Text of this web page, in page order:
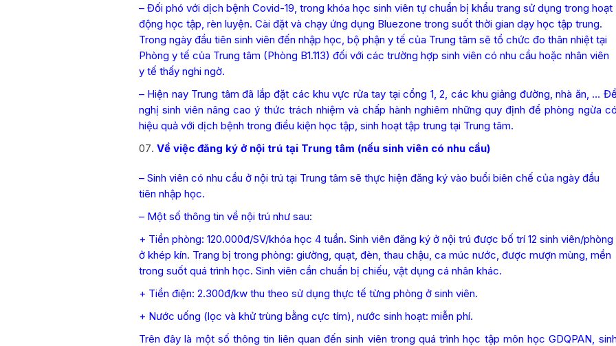
– Đối phó với dịch bệnh Covid-19, trong khóa học sinh viên tự chuẩn bị khẩu trang sử dụng trong hoạt
động học tập, rèn luyện. Cài đặt và chạy ứng dụng Bluezone trong suốt thời gian dạy học tập trung.
Trong ngày đầu tiên sinh viên đến nhập học, bộ phận y tế của Trung tâm sẽ tổ chức đo thân nhiệt tại
Phòng y tế của Trung tâm (Phòng B1.113) đối với các trường hợp sinh viên có nhu cầu hoặc nhân viên
y tế thấy nghi ngờ.
– Hiện nay Trung tâm đã lắp đặt các khu vực rửa tay tại cổng 1, 2, các khu giảng đường, nhà ăn, … Đề
nghị sinh viên nâng cao ý thức trách nhiệm và chấp hành nghiêm những quy định để phòng ngừa có
hiệu quả với dịch bệnh trong điều kiện học tập, sinh hoạt tập trung tại Trung tâm.
Về việc đăng ký ở nội trú tại Trung tâm (nếu sinh viên có nhu cầu)
– Sinh viên có nhu cầu ở nội trú tại Trung tâm sẽ thực hiện đăng ký vào buổi biên chế của ngày đầu
tiên nhập học.
– Một số thông tin về nội trú như sau:
+ Tiền phòng: 120.000đ/SV/khóa học 4 tuần. Sinh viên đăng ký ở nội trú được bố trí 12 sinh viên/phòng
ở khép kín. Trang bị trong phòng: giường, quạt, đèn, thau chậu, ca múc nước, được mượn mùng, mền
trong suốt quá trình học. Sinh viên cần chuẩn bị chiếu, vật dụng cá nhân khác.
+ Tiền điện: 2.300đ/kw thu theo sử dụng thực tế từng phòng ở sinh viên.
+ Nước uống (lọc và khử trùng bằng cực tím), nước sinh hoạt: miễn phí.
Trên đây là một số thông tin liên quan đến sinh viên trong quá trình học tập môn học GDQPAN, sinh